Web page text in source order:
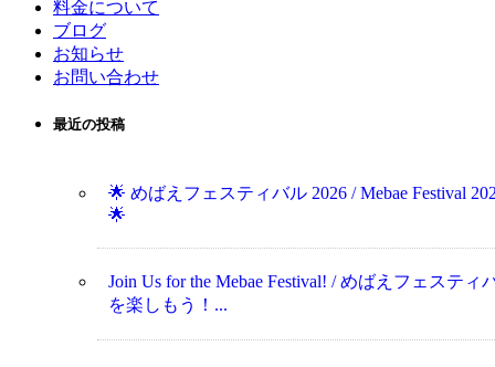
料金について
ブログ
お知らせ
お問い合わせ
最近の投稿
🌟 めばえフェスティバル 2026 / Mebae Festival
🌟
Join Us for the Mebae Festival! / めばえフェスティ
を楽しもう！...